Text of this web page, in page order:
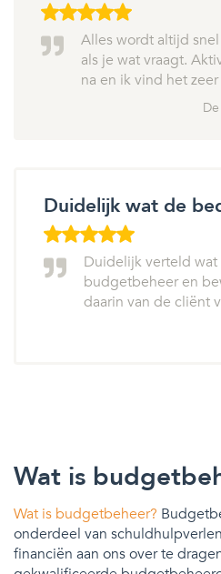
Alles wordt altijd
als je wat vraagt.
na en ik vind het
Duidelijk wat de
Duidelijk verteld
budgetbeheer en
daarin van de cliënt
Wat is
Wat is budgetbeheer?
onderdeel van
financiën aan ons over te